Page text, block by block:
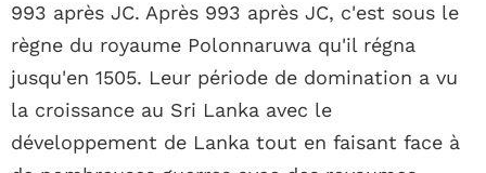
993 après JC. Après 993 après JC, c'est sous le
règne du royaume Polonnaruwa qu'il régna
jusqu'en 1505. Leur période de domination a vu
la croissance au Sri Lanka avec le
développement de Lanka tout en faisant face à